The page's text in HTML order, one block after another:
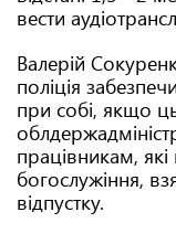
вести
Валерій
поліція
при собі, якщо
працівникам, які
богослужіння,
відпустку.